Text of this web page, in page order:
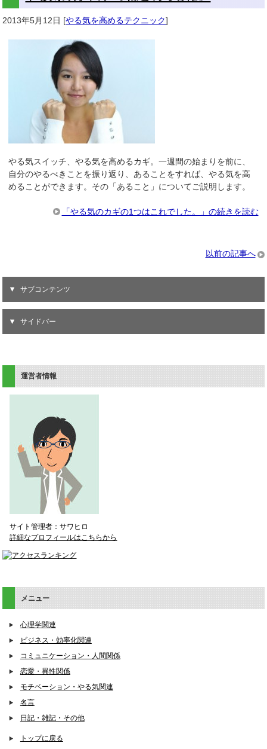
2013年5月12日 [やる気を高めるテクニック]
やる気スイッチ、やる気を高めるカギ。一週間の始まりを前に、
自分のやるべきことを振り返り、あることをすれば、やる気を高
めることができます。その「あること」についてご説明します。
「やる気のカギの1つはこれでした。」の続きを読む
以前の記事へ
サブコンテンツ
サイドバー
運営者情報
サイト管理者：サワヒロ
詳細なプロフィールはこちらから
メニュー
心理学関連
ビジネス・効率化関連
コミュニケーション・人間関係
恋愛・異性関係
モチベーション・やる気関連
名言
日記・雑記・その他
トップに戻る